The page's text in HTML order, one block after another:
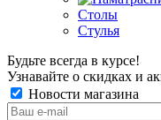
Столы
Стулья
Будьте всегда в курсе!
Узнавайте о скидках и
Новости магазина